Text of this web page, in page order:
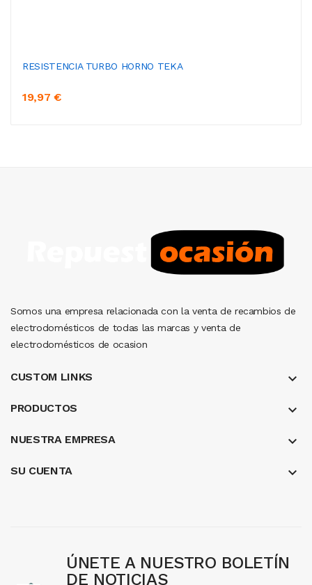
RESISTENCIA TURBO HORNO TEKA
19,97 €
Somos una empresa relacionada con la venta de recambios de
electrodomésticos de todas las marcas y venta de
electrodomésticos de ocasion
CUSTOM LINKS keyboard_arrow_down
PRODUCTOS keyboard_arrow_down
NUESTRA EMPRESA keyboard_arrow_down
SU CUENTA 
ÚNETE A NUESTRO BOLETÍN
DE NOTICIAS